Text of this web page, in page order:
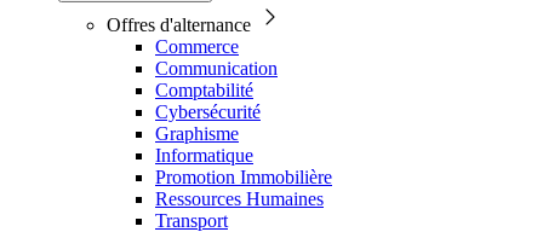
Offres d'alternance
Commerce
Communication
Comptabilité
Cybersécurité
Graphisme
Informatique
Promotion Immobilière
Ressources Humaines
Transport